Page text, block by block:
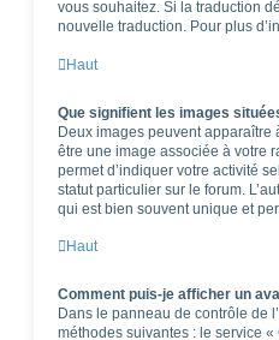
vous souhaitez. Si la traduction
nouvelle traduction. Pour plus
Haut
Que signifient les images
Deux images peuvent apparaître
être une image associée à votre
permet d’indiquer votre activité
statut particulier sur le forum.
qui est bien souvent unique et
Haut
Comment puis-je afficher un
Dans le panneau de contrôle de
méthodes suivantes : le service «